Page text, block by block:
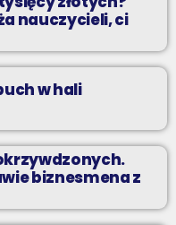
nauczycieli, ci
w hali
biznesmena z